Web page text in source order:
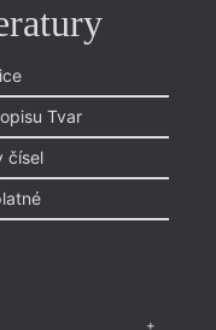
Tvar
čísel